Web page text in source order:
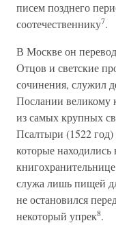
писем позднего
соотечественнику7.
В Москве он
Отцов и светские
сочинения, служил
Послании великому
из самых крупных
Псалтыри (1522 год)
которые находились
служа лишь пищей
не остановился
некоторый упрек8.